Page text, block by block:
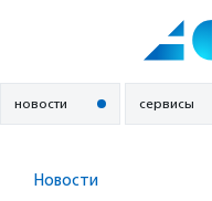
новости сервисы
Новости